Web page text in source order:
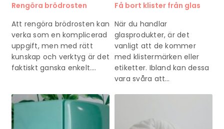
Rengöra brödrosten
Att rengöra brödrosten kan
verka som en komplicerad
uppgift, men med rätt
kunskap och verktyg är det
faktiskt ganska enkelt.…
Få bort klister från glas
När du handlar
glasprodukter, är det
vanligt att de kommer
med klistermärken eller
etiketter. Ibland kan dessa
vara svåra att…